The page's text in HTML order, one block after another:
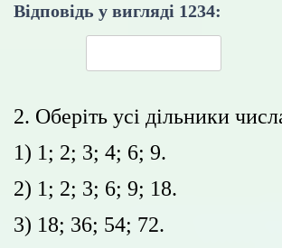
Відповідь у вигляді 1234:
2. Оберіть усі дільники
1) 1; 2; 3; 4; 6; 9.
2) 1; 2; 3; 6; 9; 18.
3) 18; 36; 54; 72.